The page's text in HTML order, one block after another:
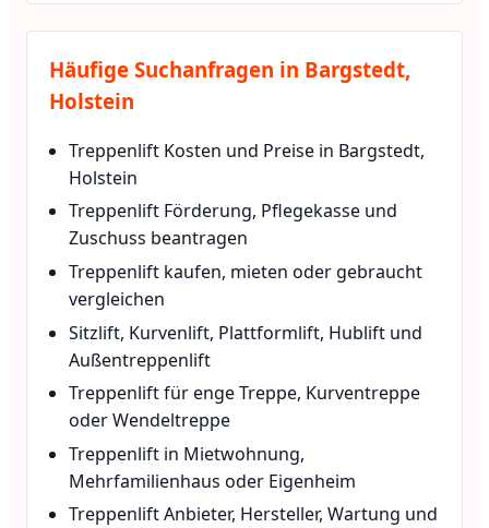
Häufige Suchanfragen in Bargstedt,
Holstein
Treppenlift Kosten und Preise in Bargstedt,
Holstein
Treppenlift Förderung, Pflegekasse und
Zuschuss beantragen
Treppenlift kaufen, mieten oder gebraucht
vergleichen
Sitzlift, Kurvenlift, Plattformlift, Hublift und
Außentreppenlift
Treppenlift für enge Treppe, Kurventreppe
oder Wendeltreppe
Treppenlift in Mietwohnung,
Mehrfamilienhaus oder Eigenheim
Treppenlift Anbieter, Hersteller, Wartung und